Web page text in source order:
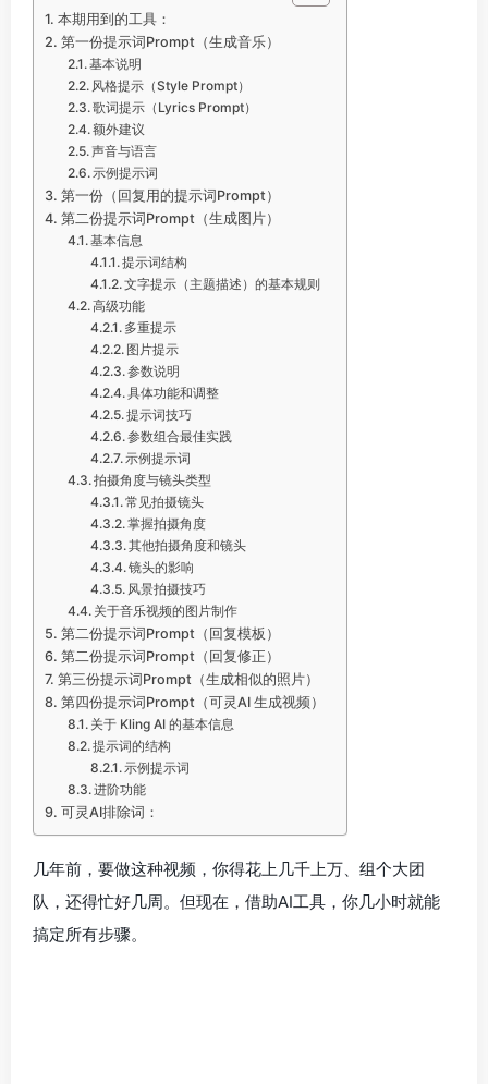
本期用到的工具：
第一份提示词Prompt（生成音乐）
基本说明
风格提示（Style Prompt）
歌词提示（Lyrics Prompt）
额外建议
声音与语言
示例提示词
第一份（回复用的提示词Prompt）
第二份提示词Prompt（生成图片）
基本信息
提示词结构
文字提示（主题描述）的基本规则
高级功能
多重提示
图片提示
参数说明
具体功能和调整
提示词技巧
参数组合最佳实践
示例提示词
拍摄角度与镜头类型
常见拍摄镜头
掌握拍摄角度
其他拍摄角度和镜头
镜头的影响
风景拍摄技巧
关于音乐视频的图片制作
第二份提示词Prompt（回复模板）
第二份提示词Prompt（回复修正）
第三份提示词Prompt（生成相似的照片）
第四份提示词Prompt（可灵AI 生成视频）
关于 Kling AI 的基本信息
提示词的结构
示例提示词
进阶功能
可灵AI排除词：
几年前，要做这种视频，你得花上几千上万、组个大团
队，还得忙好几周。但现在，借助AI工具，你几小时就能
搞定所有步骤。